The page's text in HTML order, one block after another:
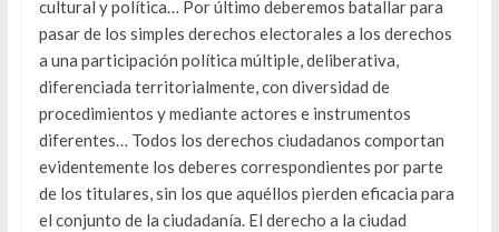
cultural y política… Por último deberemos batallar para
pasar de los simples derechos electorales a los derechos
a una participación política múltiple, deliberativa,
diferenciada territorialmente, con diversidad de
procedimientos y mediante actores e instrumentos
diferentes… Todos los derechos ciudadanos comportan
evidentemente los deberes correspondientes por parte
de los titulares, sin los que aquéllos pierden eficacia para
el conjunto de la ciudadanía. El derecho a la ciudad